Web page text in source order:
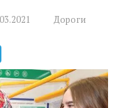
Дороги